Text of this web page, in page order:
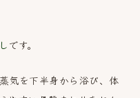
です。
気を下半身から浴び、体